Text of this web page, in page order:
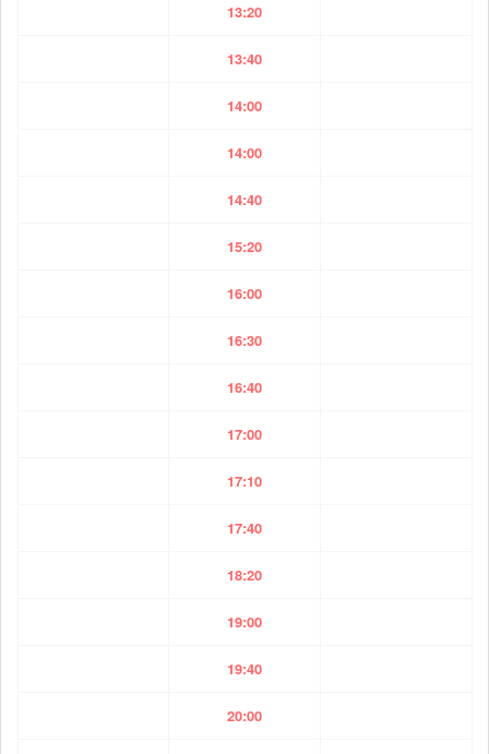
13:20
13:40
14:00
14:00
14:40
15:20
16:00
16:30
16:40
17:00
17:10
17:40
18:20
19:00
19:40
20:00